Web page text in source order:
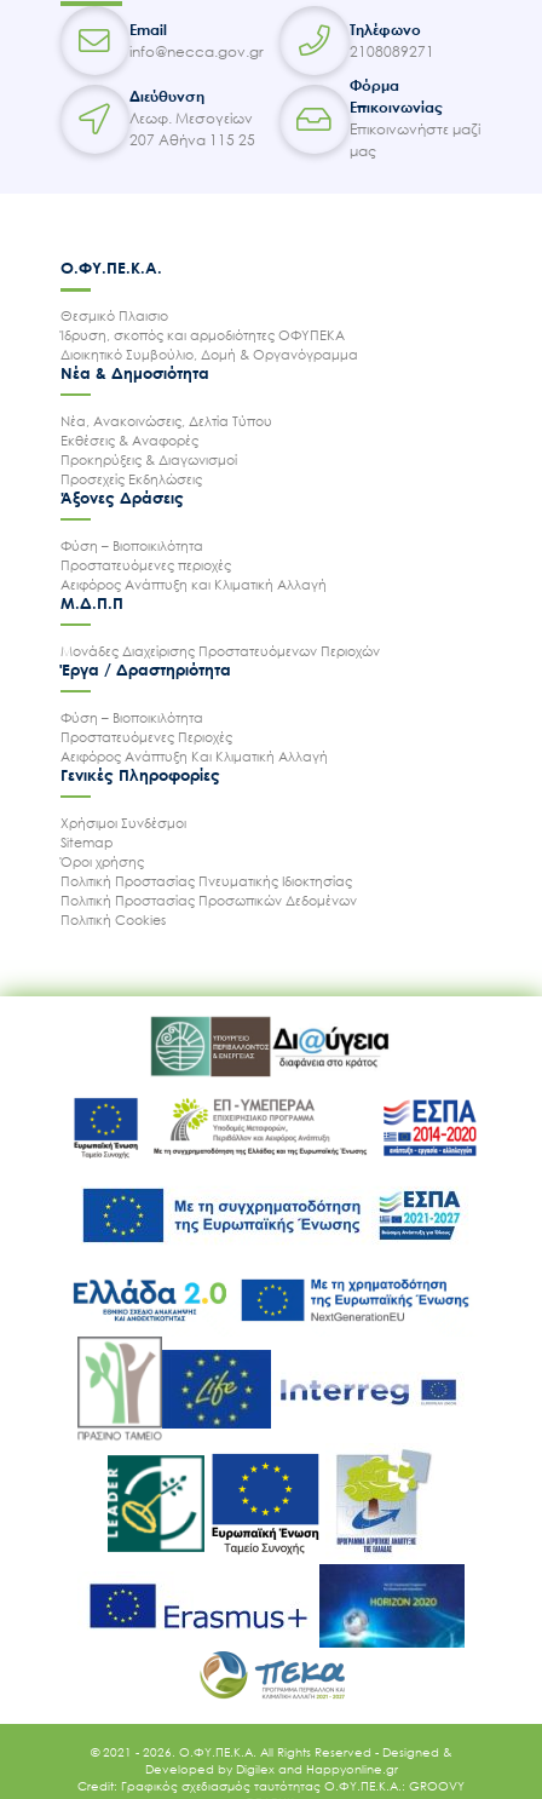
Εισιτήρια
Επικοινωνία
Email
info@necca.gov.gr
Τηλέφωνο
2108089271
Διεύθυνση
Λεωφ. Μεσογείων
207 Αθήνα 115 25
Φόρμα
Επικοινωνίας
Επικοινωνήστε μαζί
μας
Ο.ΦΥ.ΠΕ.Κ.Α.
Θεσμικό Πλαισιο
Ίδρυση, σκοπός και αρμοδιότητες ΟΦΥΠΕΚΑ
Διοικητικό Συμβούλιο, Δομή & Οργανόγραμμα
Νέα & Δημοσιότητα
Νέα, Ανακοινώσεις, Δελτία Τύπου
Εκθέσεις & Αναφορές
Προκηρύξεις & Διαγωνισμοί
Προσεχείς Εκδηλώσεις
Άξονες Δράσεις
Φύση – Βιοποικιλότητα
Προστατευόμενες περιοχές
Αειφόρος Ανάπτυξη και Κλιματική Αλλαγή
Μ.Δ.Π.Π
Μονάδες Διαχείρισης Προστατευόμενων Περιοχών
Έργα / Δραστηριότητα
Φύση – Βιοποικιλότητα
Προστατευόμενες Περιοχές
Αειφόρος Ανάπτυξη Και Κλιματική Αλλαγή
Γενικές Πληροφορίες
Χρήσιμοι Συνδέσμοι
Sitemap
Όροι χρήσης
Πολιτική Προστασίας Πνευματικής Ιδιοκτησίας
Πολιτική Προστασίας Προσωπικών Δεδομένων
Πολιτική Cookies
© 2021 - 2026. O.ΦΥ.ΠΕ.Κ.Α. All Rights Reserved - Designed &
Developed by Digilex and Happyonline.gr
Credit: Γραφικός σχεδιασμός ταυτότητας Ο.ΦΥ.ΠΕ.Κ.Α.: GROOVY